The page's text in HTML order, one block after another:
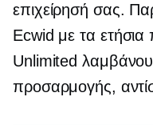
επιχείρησή σας.
Ecwid με τα
Unlimited
προσαρμογής,